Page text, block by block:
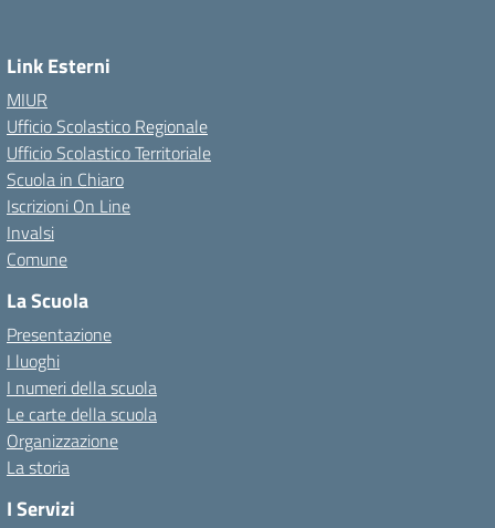
Link Esterni
MIUR
Ufficio Scolastico Regionale
Ufficio Scolastico Territoriale
Scuola in Chiaro
Iscrizioni On Line
Invalsi
Comune
La Scuola
Presentazione
I luoghi
I numeri della scuola
Le carte della scuola
Organizzazione
La storia
I Servizi